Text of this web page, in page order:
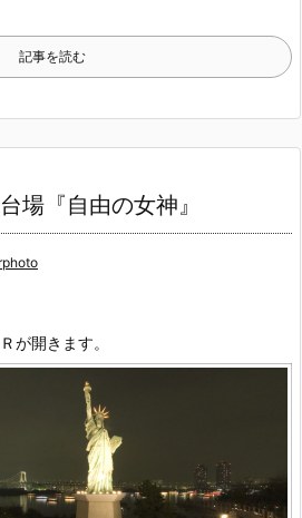
記事を読む
場『自由の女神』